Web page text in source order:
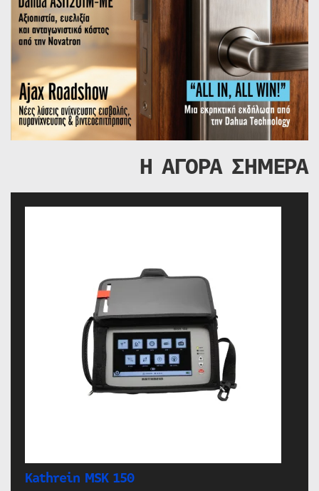
Η ΑΓΟΡΑ ΣΗΜΕΡΑ
Kathrein MSK 150